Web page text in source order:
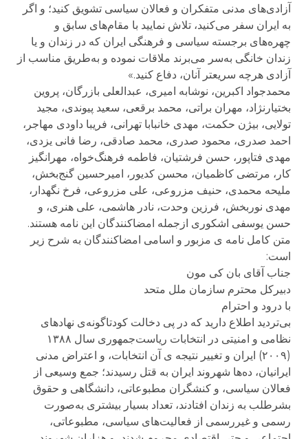
آزادی‌های مدنی متفکران و فعالان سياسی تشويق کنيد؛ و اگر
به ايران سفر می‌کنيد، تلاش نماييد با مقام‌های سابق و
چهره‌های برجسته سياسی و فرهنگی ايران که در زندان و يا
زندان ‌خانگی به‌سر می‌برند ملاقات نموده و به‌طريق مناسب از
آزادی هرچه سريعتر آنان، دفاع کنيد.»
محمدجواد اکبرين، نوشابه اميری، عبدالعلی بازرگان، پروين
بختيارنژاد، مهران براتی، محمد برقعی، سعيد پيوندی، مجيد
تولايی، بيژن حکمت، مهدی خانبابا تهرانی، فريبا داودی مهاجر،
احمد صدری، محمود صدری، محمد صادقی، رضا فانی يزدی،
مهدی فتاپور، حسن فرشتيان، فاطمه فرهنگ‌خواه، مهرانگيز
کار، مرتضی کاظميان، محسن کديور، اميرحسين گنج‌بخش،
مليحه محمدی، حنيف مزروعی، علی مزروعی، فرخ نگهدار،
مهدی نوربخش، فرزين وحدت، نادر هاشمی، علی هنری، و
حسن يوسفی اشکوری ازجمله امضاکنندگان اين نامه هستند.
متن کامل نامه ی مزبور و اسامی امضاکنندگان به شرح زير
است:
جناب آقای بان کی مون
دبيرکل محترم سازمان ملل متحد
با درود و احترام
بی‌ترديد اطلاع داريد که در پی دخالت کودتاگونه‌ی نهادهای
نظامی و امنيتی در انتخابات رياست‌جمهوری سال ۱۳۸۸
(۲۰۰۹) ايران و تغيير نتيجه ی آن انتخابات، و اعتراض مدنی
ايرانيان، ده‌ها شهروند ايران به قتل رسيدند؛ جمع وسيعی از
فعالان سياسی، و کنشگران مطبوعاتی، دانشگاهی و حقوق
بشرطلب به‌ زندان افتادند، تعداد بسيار بيشتری به‌صورت
رسمی و غيررسمی از فعاليت‌های سياسی، مطبوعاتی،